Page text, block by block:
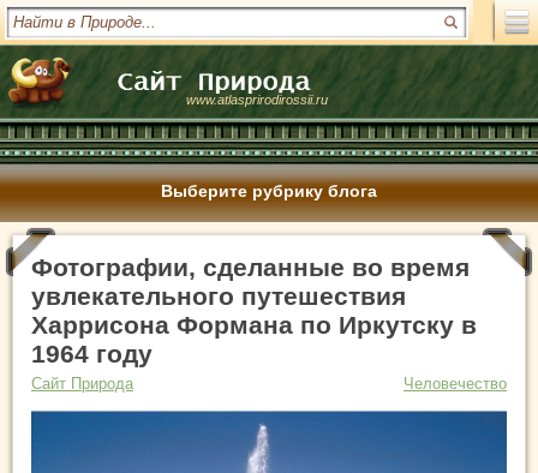
www.atlasprirodirossii.ru
Выберите рубрику блога
Фотографии, сделанные во время
увлекательного путешествия
Харрисона Формана по Иркутску в
1964 году
Сайт Природа Человечество